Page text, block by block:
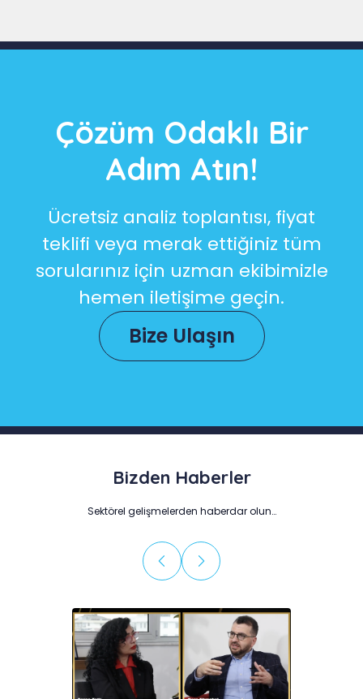
Çözüm Odaklı Bir
Adım Atın!
Ücretsiz analiz toplantısı, fiyat
teklifi veya merak ettiğiniz tüm
sorularınız için uzman ekibimizle
hemen iletişime geçin.
Bize Ulaşın
Bizden Haberler
Sektörel gelişmelerden haberdar olun…